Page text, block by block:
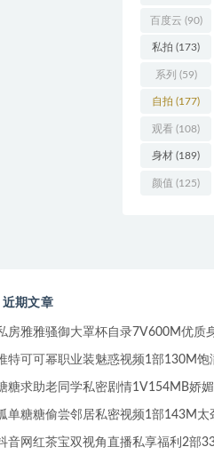
百度云 (90)
私拍 (173)
系列 (59)
自拍 (177)
观看 (108)
身材 (189)
颜值 (125)
近期文章
房雅雅骚御大罩杯自录7V600M优质
特可可幂职业装魅惑视频1部130M饱
糖求助老同学私密剧情1V154MB娇
单糖糖偷尝邻居私密视频1部143M太
音网红茶宝双视角直播私享福利2部